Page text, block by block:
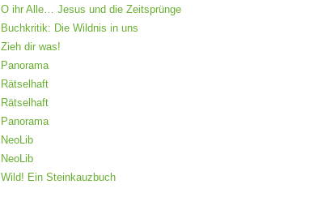
O ihr Alle… Jesus und die Zeitsprünge
Buchkritik: Die Wildnis in uns
Zieh dir was!
Panorama
Rätselhaft
Rätselhaft
Panorama
NeoLib
NeoLib
Wild! Ein Steinkauzbuch